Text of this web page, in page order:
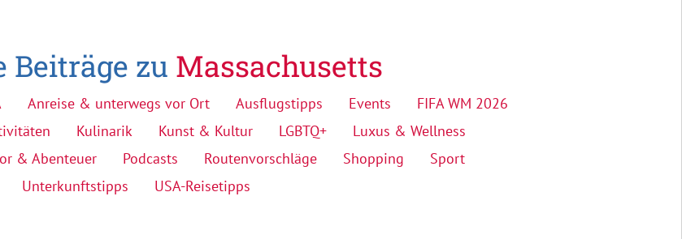
zu Massachusetts
Anreise & unterwegs vor Ort Ausflugstipps Events
FIFA WM 2026
Kulinarik Kunst & Kultur LGBTQ+
Luxus & Wellness
& Abenteuer Podcasts Routenvorschläge Shopping
Sport
Unterkunftstipps
USA-Reisetipps